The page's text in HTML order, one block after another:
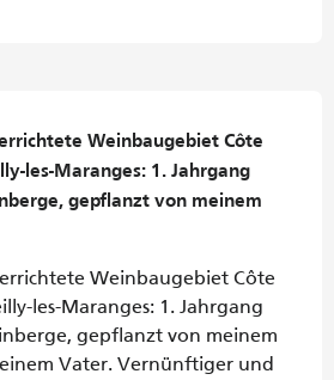
Weinbaugebiet Côte
les-Maranges: 1. Jahrgang
gepflanzt von meinem
Weinbaugebiet Côte
les-Maranges: 1. Jahrgang
gepflanzt von meinem
Vater. Vernünftiger und